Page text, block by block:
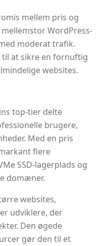
mellem pris og
WordPress-
moderat trafik.
at sikre en fornuftig
websites.
top-tier delte
brugere,
Med en pris
flere
SSD-lagerplads og
domæner.
websites,
udviklere, der
Den øgede
gør den til et